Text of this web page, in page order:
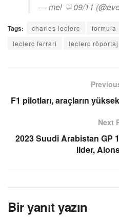
— mel ♡̶ 09/11
Tags: charles leclerc formula
leclerc ferrari
leclerc röportaj
F1 pilotları, araçların
Next
2023 Suudi Arabistan GP
lider,
Bir yanıt yazın